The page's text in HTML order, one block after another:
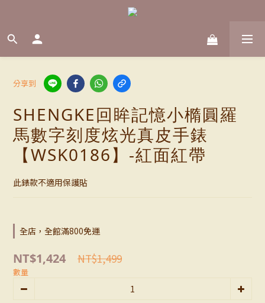
分享到
SHENGKE回眸記憶小橢圓羅
馬數字刻度炫光真皮手錶
【WSK0186】-紅面紅帶
此錶款不適用保護貼
全店，全館滿800免運
NT$1,424 NT$1,499
數量